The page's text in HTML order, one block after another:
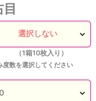
目
（1箱10枚入り）
数を選択してください